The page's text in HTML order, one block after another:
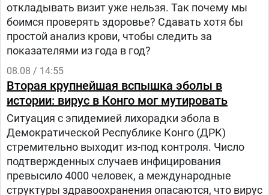
откладывать визит уже нельзя. Так почему мы
боимся проверять здоровье? Сдавать хотя бы
простой анализ крови, чтобы следить за
показателями из года в год?
08.08 / 14:55
Вторая крупнейшая вспышка эболы в
истории: вирус в Конго мог мутировать
Ситуация с эпидемией лихорадки эбола в
Демократической Республике Конго (ДРК)
стремительно выходит из-под контроля. Число
подтвержденных случаев инфицирования
превысило 4000 человек, а международные
структуры здравоохранения опасаются, что вирус